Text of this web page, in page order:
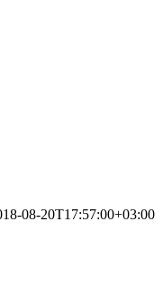
08-20T17:57:00+03:00